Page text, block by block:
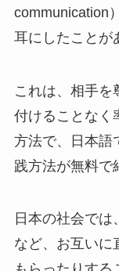
communication
耳にしたことが
これは、相手を
付けることなく
方法で、日本語
践方法が無料で
日本の社会では
など、お互いに